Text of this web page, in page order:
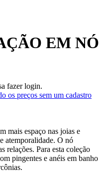
EM NÓ
fazer login.
os preços sem um cadastro
mais espaço nas joias e
atemporalidade. O nó
relações. Para esta coleção
pingentes e anéis em banho